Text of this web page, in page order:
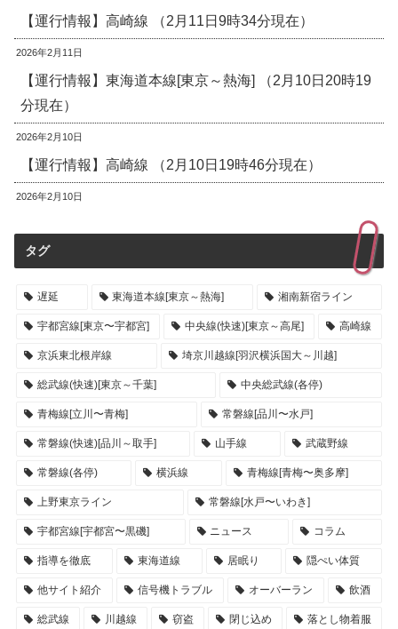
【運行情報】高崎線 （2月11日9時34分現在）
2026年2月11日
【運行情報】東海道本線[東京～熱海] （2月10日20時19
分現在）
2026年2月10日
【運行情報】高崎線 （2月10日19時46分現在）
2026年2月10日
タグ
遅延 東海道本線[東京～熱海] 湘南新宿ライン
宇都宮線[東京〜宇都宮] 中央線(快速)[東京～高尾] 高崎線
京浜東北根岸線 埼京川越線[羽沢横浜国大～川越]
総武線(快速)[東京～千葉] 中央総武線(各停)
青梅線[立川〜青梅] 常磐線[品川〜水戸]
常磐線(快速)[品川～取手] 山手線 武蔵野線
常磐線(各停) 横浜線 青梅線[青梅〜奥多摩]
上野東京ライン 常磐線[水戸〜いわき]
宇都宮線[宇都宮〜黒磯] ニュース コラム
指導を徹底 東海道線 居眠り 隠ぺい体質
他サイト紹介 信号機トラブル オーバーラン 飲酒
総武線 川越線 窃盗 閉じ込め 落とし物着服